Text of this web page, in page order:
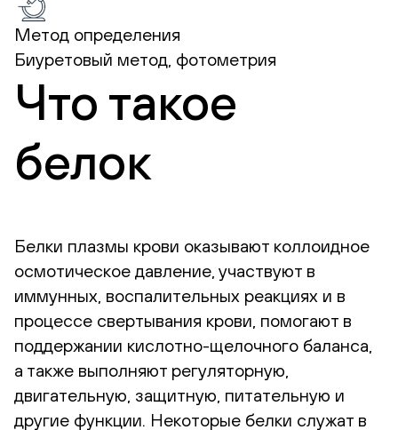
Метод определения
Биуретовый метод, фотометрия
Что такое
белок
Белки плазмы крови оказывают коллоидное
осмотическое давление, участвуют в
иммунных, воспалительных реакциях и в
процессе свертывания крови, помогают в
поддержании кислотно-щелочного баланса,
а также выполняют регуляторную,
двигательную, защитную, питательную и
другие функции. Некоторые белки служат в